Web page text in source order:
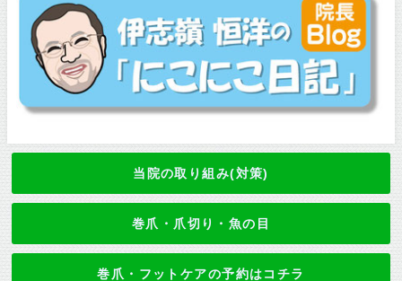
当院の取り組み(対策)
巻爪・爪切り・魚の目
巻爪・フットケアの予約はコチラ